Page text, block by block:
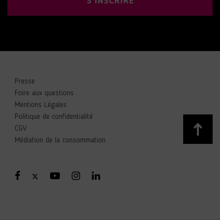
Presse
Foire aux questions
Mentions Légales
Politique de confidentialité
CGV
Médiation de la consommation